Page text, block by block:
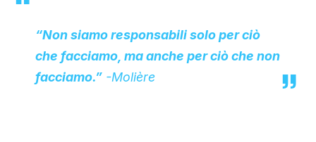
“Non siamo responsabili solo per ciò
che facciamo, ma anche per ciò che non
facciamo.” -Molière